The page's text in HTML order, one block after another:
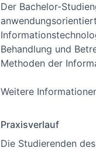
Der Bachelor-
Behandlung und
Methoden der
Weitere
Praxisverlauf
Die Studierenden